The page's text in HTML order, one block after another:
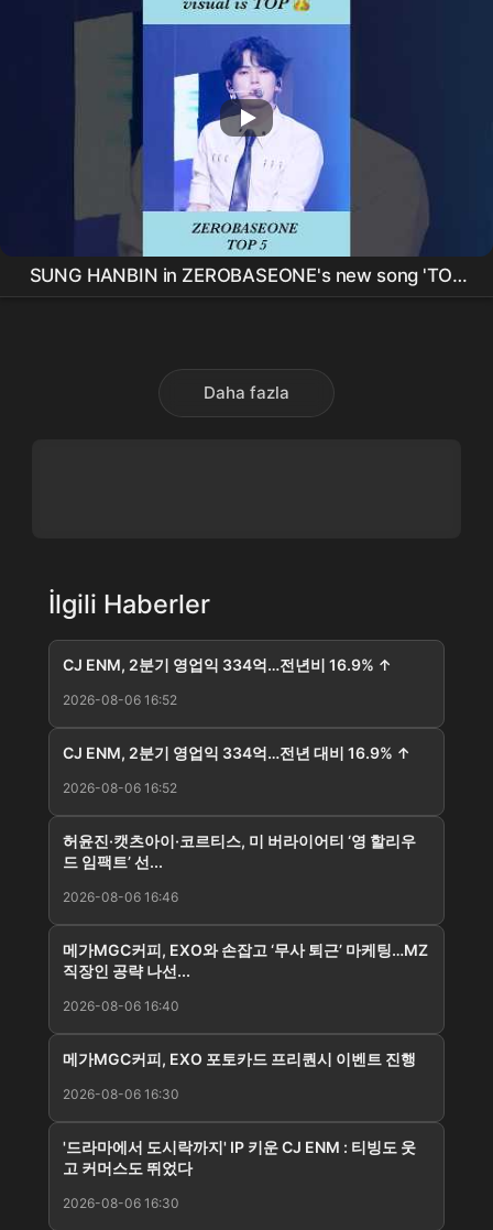
SUNG HANBIN in ZEROBASEONE's new song 'TOP
5' 🖐️ #shorts #ZEROBASEONE #성한빈⁠
Daha fazla
İlgili Haberler
CJ ENM, 2분기 영업익 334억…전년비 16.9% ↑
2026-08-06 16:52
CJ ENM, 2분기 영업익 334억…전년 대비 16.9% ↑
2026-08-06 16:52
허윤진·캣츠아이·코르티스, 미 버라이어티 ‘영 할리우
드 임팩트’ 선...
2026-08-06 16:46
메가MGC커피, EXO와 손잡고 ‘무사 퇴근’ 마케팅…MZ
직장인 공략 나선...
2026-08-06 16:40
메가MGC커피, EXO 포토카드 프리퀀시 이벤트 진행
2026-08-06 16:30
'드라마에서 도시락까지' IP 키운 CJ ENM : 티빙도 웃
고 커머스도 뛰었다
2026-08-06 16:30